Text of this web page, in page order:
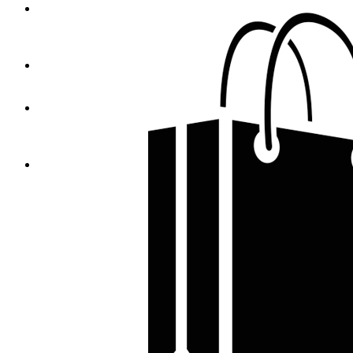
Tričká, polokošele, košele PAYPER
Firemné tričká s potlačou
Športové tričká s potlačou